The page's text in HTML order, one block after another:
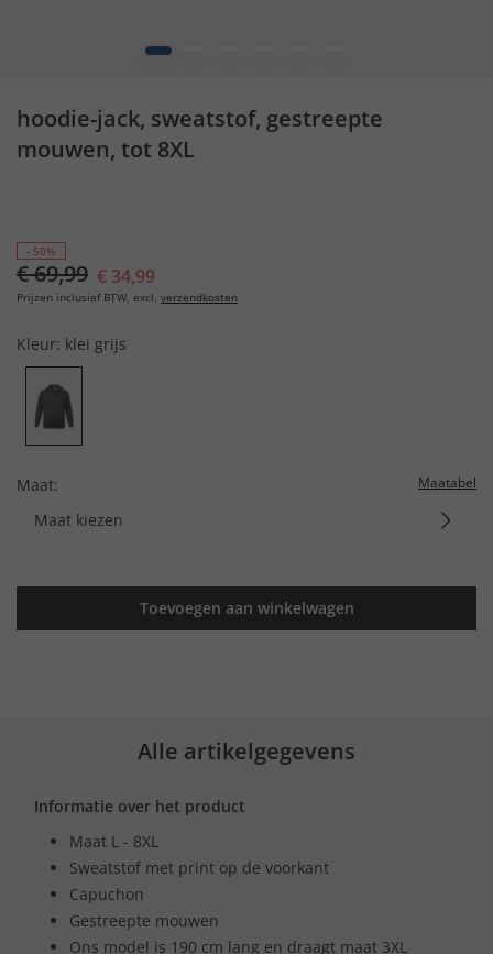
1
hoodie-jack, sweatstof, gestreepte
mouwen, tot 8XL
- 50%
€ 69,99 € 34,99
Prijzen inclusief BTW, excl. verzendkosten
Kleur: klei grijs
Maat: Maatabel
Maat kiezen
Toevoegen aan winkelwagen
Alle artikelgegevens
Informatie over het product
Maat L - 8XL
Sweatstof met print op de voorkant
Capuchon
Gestreepte mouwen
Ons model is 190 cm lang en draagt maat 3XL